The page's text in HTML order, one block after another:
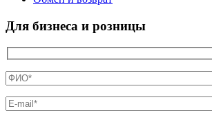
Для бизнеса и розницы